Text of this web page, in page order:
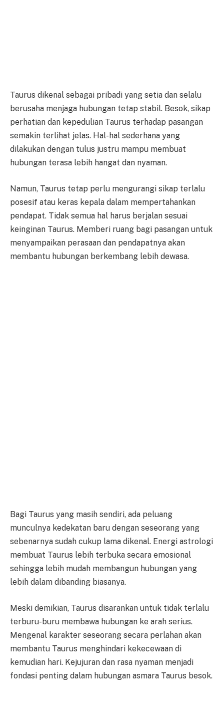
Taurus dikenal sebagai pribadi yang setia dan selalu
berusaha menjaga hubungan tetap stabil. Besok, sikap
perhatian dan kepedulian Taurus terhadap pasangan
semakin terlihat jelas. Hal-hal sederhana yang
dilakukan dengan tulus justru mampu membuat
hubungan terasa lebih hangat dan nyaman.
Namun, Taurus tetap perlu mengurangi sikap terlalu
posesif atau keras kepala dalam mempertahankan
pendapat. Tidak semua hal harus berjalan sesuai
keinginan Taurus. Memberi ruang bagi pasangan untuk
menyampaikan perasaan dan pendapatnya akan
membantu hubungan berkembang lebih dewasa.
Bagi Taurus yang masih sendiri, ada peluang
munculnya kedekatan baru dengan seseorang yang
sebenarnya sudah cukup lama dikenal. Energi astrologi
membuat Taurus lebih terbuka secara emosional
sehingga lebih mudah membangun hubungan yang
lebih dalam dibanding biasanya.
Meski demikian, Taurus disarankan untuk tidak terlalu
terburu-buru membawa hubungan ke arah serius.
Mengenal karakter seseorang secara perlahan akan
membantu Taurus menghindari kekecewaan di
kemudian hari. Kejujuran dan rasa nyaman menjadi
fondasi penting dalam hubungan asmara Taurus besok.